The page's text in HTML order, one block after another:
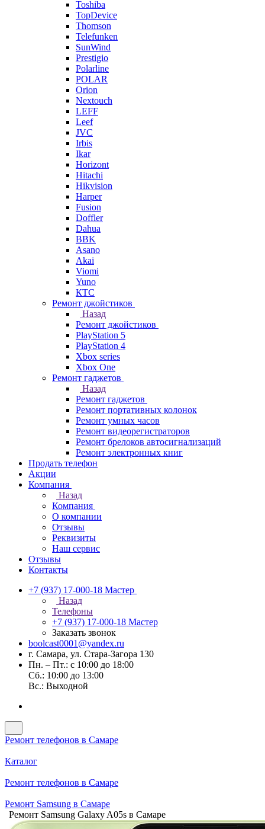
Toshiba
TopDevice
Thomson
Telefunken
SunWind
Prestigio
Polarline
POLAR
Orion
Nextouch
LEFF
Leef
JVC
Irbis
Ikar
Horizont
Hitachi
Hikvision
Harper
Fusion
Doffler
Dahua
BBK
Asano
Akai
Viomi
Yuno
КТС
Ремонт джойстиков
Назад
Ремонт джойстиков
PlayStation 5
PlayStation 4
Xbox series
Xbox One
Ремонт гаджетов
Назад
Ремонт гаджетов
Ремонт портативных колонок
Ремонт умных часов
Ремонт видеорегистраторов
Ремонт брелоков автосигнализаций
Ремонт электронных книг
Продать телефон
Акции
Компания
Назад
Компания
О компании
Отзывы
Реквизиты
Наш сервис
Отзывы
Контакты
+7 (937) 17-000-18 Мастер
Назад
Телефоны
+7 (937) 17-000-18 Мастер
Заказать звонок
boolcast0001@yandex.ru
г. Самара, ул. Стара-Загора 130
Пн. – Пт.: с 10:00 до 18:00
Сб.: 10:00 до 13:00
Вс.: Выходной
Ремонт телефонов в Самаре
Каталог
Ремонт телефонов в Самаре
Ремонт Samsung в Самаре
Ремонт Samsung Galaxy A05s в Самаре